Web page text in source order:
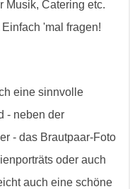
Musik, Catering etc.
'mal fragen!
eine sinnvolle
- neben der
- das Brautpaar-Foto
oder auch
auch eine schöne